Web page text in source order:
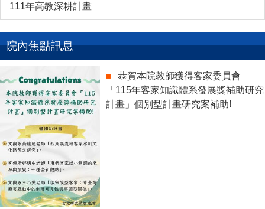
111年高教深耕計畫
院內焦點訊息
恭賀本院教師獲得客家委員會
「115年客家知識體系發展獎補助研究
計畫」個別型計畫研究案補助!